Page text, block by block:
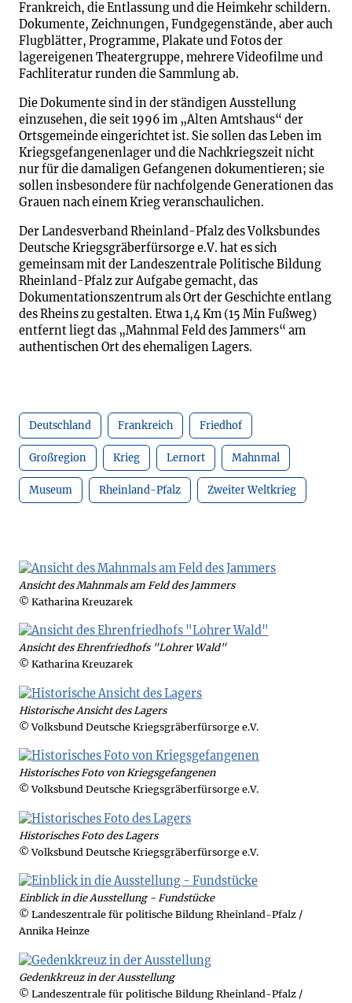
Frankreich, die Entlassung und die Heimkehr schildern.
Dokumente, Zeichnungen, Fundgegenstände, aber auch
Flugblätter, Programme, Plakate und Fotos der
lagereigenen Theatergruppe, mehrere Videofilme und
Fachliteratur runden die Sammlung ab.
Die Dokumente sind in der ständigen Ausstellung
einzusehen, die seit 1996 im „Alten Amtshaus“ der
Ortsgemeinde eingerichtet ist. Sie sollen das Leben im
Kriegsgefangenenlager und die Nachkriegszeit nicht
nur für die damaligen Gefangenen dokumentieren; sie
sollen insbesondere für nachfolgende Generationen das
Grauen nach einem Krieg veranschaulichen.
Der Landesverband Rheinland-Pfalz des Volksbundes
Deutsche Kriegsgräberfürsorge e.V. hat es sich
gemeinsam mit der Landeszentrale Politische Bildung
Rheinland-Pfalz zur Aufgabe gemacht, das
Dokumentationszentrum als Ort der Geschichte entlang
des Rheins zu gestalten. Etwa 1,4 Km (15 Min Fußweg)
entfernt liegt das „Mahnmal Feld des Jammers“ am
authentischen Ort des ehemaligen Lagers.
Deutschland Frankreich Friedhof
Großregion Krieg Lernort Mahnmal
Museum Rheinland-Pfalz Zweiter Weltkrieg
Ansicht des Mahnmals am Feld des Jammers
© Katharina Kreuzarek
Ansicht des Ehrenfriedhofs "Lohrer Wald"
© Katharina Kreuzarek
Historische Ansicht des Lagers
© Volksbund Deutsche Kriegsgräberfürsorge e.V.
Historisches Foto von Kriegsgefangenen
© Volksbund Deutsche Kriegsgräberfürsorge e.V.
Historisches Foto des Lagers
© Volksbund Deutsche Kriegsgräberfürsorge e.V.
Einblick in die Ausstellung - Fundstücke
© Landeszentrale für politische Bildung Rheinland-Pfalz /
Annika Heinze
Gedenkkreuz in der Ausstellung
© Landeszentrale für politische Bildung Rheinland-Pfalz /